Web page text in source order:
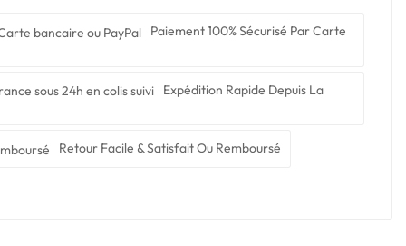
Paiement 100% Sécurisé Par Carte
Expédition Rapide Depuis La
Retour Facile & Satisfait Ou Remboursé